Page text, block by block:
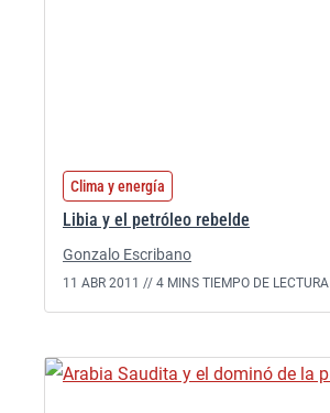
Clima y energía
Libia y el petróleo rebelde
Gonzalo Escribano
11 ABR 2011 // 4 MINS TIEMPO DE LECTURA